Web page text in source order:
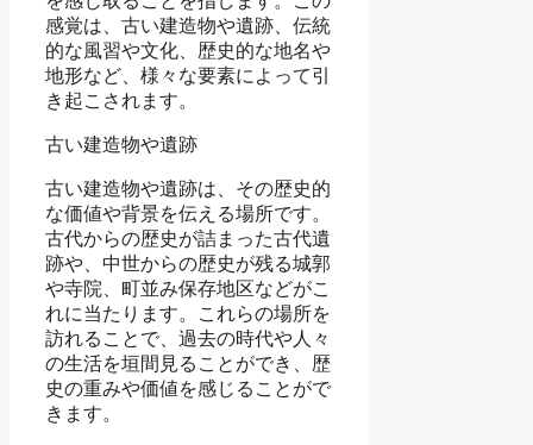
感覚は、古い建造物や遺跡、伝統
的な風習や文化、歴史的な地名や
地形など、様々な要素によって引
き起こされます。
古い建造物や遺跡
古い建造物や遺跡は、その歴史的
な価値や背景を伝える場所です。
古代からの歴史が詰まった古代遺
跡や、中世からの歴史が残る城郭
や寺院、町並み保存地区などがこ
れに当たります。これらの場所を
訪れることで、過去の時代や人々
の生活を垣間見ることができ、歴
史の重みや価値を感じることがで
きます。